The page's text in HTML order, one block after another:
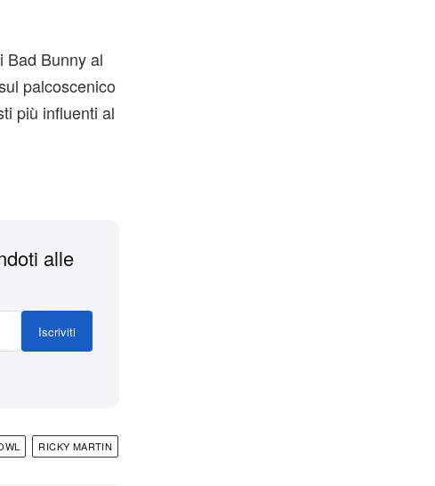
Bad Bunny al
palcoscenico
più influenti al
alle
Iscriviti
RICKY MARTIN